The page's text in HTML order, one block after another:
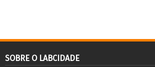
SOBRE O LABCIDADE